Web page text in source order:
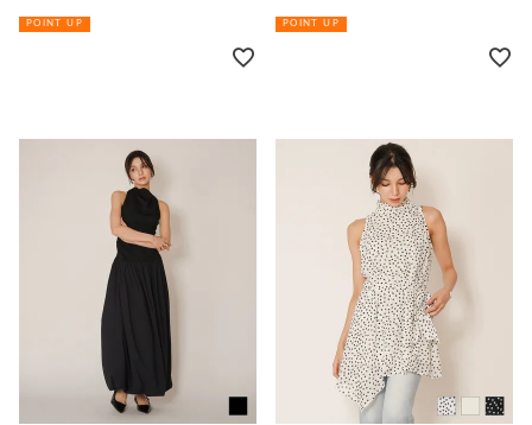
POINT UP POINT UP